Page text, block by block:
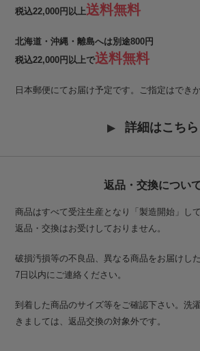
税込22,000円以上送料無料
北海道・沖縄・離島へは別途800円
税込22,000円以上で送料無料
日本郵便にてお届け予定です。ご指定はできか
詳細はこちら
返品・交換につい
商品はすべて受注生産となり「製造開始」し
返品・交換はお受けしておりません。
破損汚損等の不良品、異なる商品をお届けし
7日以内にご連絡ください。
到着した商品のサイズ等をご確認下さい。洗
きましては、返品交換の対象外です。